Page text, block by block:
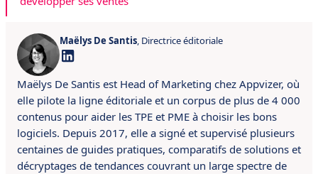
Maëlys De Santis, Directrice éditoriale
Maëlys De Santis est Head of Marketing chez Appvizer, où
elle pilote la ligne éditoriale et un corpus de plus de 4 000
contenus pour aider les TPE et PME à choisir les bons
logiciels. Depuis 2017, elle a signé et supervisé plusieurs
centaines de guides pratiques, comparatifs de solutions et
décryptages de tendances couvrant un large spectre de